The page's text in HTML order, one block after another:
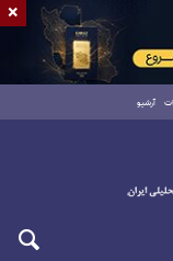
آرشیو
×